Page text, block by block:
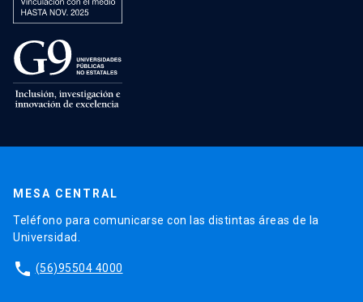
MESA CENTRAL
Teléfono para comunicarse con las distintas áreas de la
Universidad.
phone (56)95504 4000